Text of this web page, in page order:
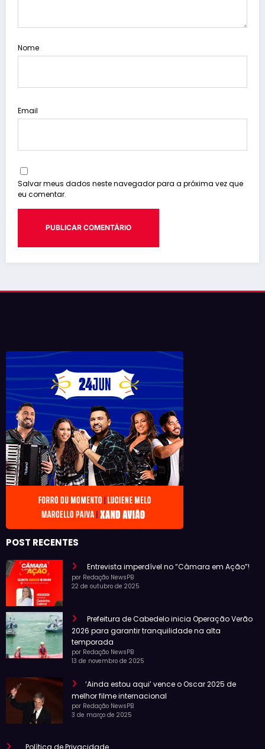
Nome
Email
Salvar meus dados neste navegador para a próxima vez que
eu comentar.
POST RECENTES
Entrevista imperdível no “Câmara em Ação”!
por Redação NewsPB
22 de outubro de 2025
Prefeitura de Cabedelo inicia Operação Verão
2026 para garantir tranquilidade na alta
temporada
por Redação NewsPB
13 de novembro de 2025
‘Ainda estou aqui’ vence o Oscar 2025 de
melhor filme internacional
por Redação NewsPB
3 de março de 2025
Política de Privacidade